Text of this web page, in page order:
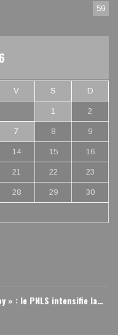
59
V S D
1 2
7 8 9
14 15 16
21 22 23
28 29 30
» : le PNLS intensifie la…